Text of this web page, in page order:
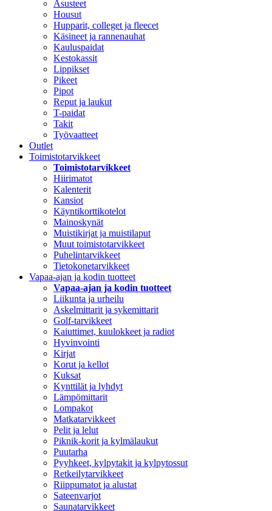
Asusteet
Housut
Hupparit, colleget ja fleecet
Käsineet ja rannenauhat
Kauluspaidat
Kestokassit
Lippikset
Pikeet
Pipot
Reput ja laukut
T-paidat
Takit
Työvaatteet
Outlet
Toimistotarvikkeet
Toimistotarvikkeet
Hiirimatot
Kalenterit
Kansiot
Käyntikorttikotelot
Mainoskynät
Muistikirjat ja muistilaput
Muut toimistotarvikkeet
Puhelintarvikkeet
Tietokonetarvikkeet
Vapaa-ajan ja kodin tuotteet
Vapaa-ajan ja kodin tuotteet
Liikunta ja urheilu
Askelmittarit ja sykemittarit
Golf-tarvikkeet
Kaiuttimet, kuulokkeet ja radiot
Hyvinvointi
Kirjat
Korut ja kellot
Kuksat
Kynttilät ja lyhdyt
Lämpömittarit
Lompakot
Matkatarvikkeet
Pelit ja lelut
Piknik-korit ja kylmälaukut
Puutarha
Pyyhkeet, kylpytakit ja kylpytossut
Retkeilytarvikkeet
Riippumatot ja alustat
Sateenvarjot
Saunatarvikkeet